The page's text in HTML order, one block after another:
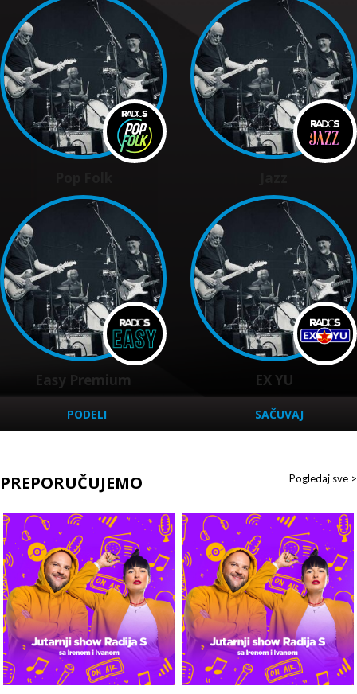
Easy Premium EX YU
PODELI SAČUVAJ
PREPORUČUJEMO Pogledaj sve >